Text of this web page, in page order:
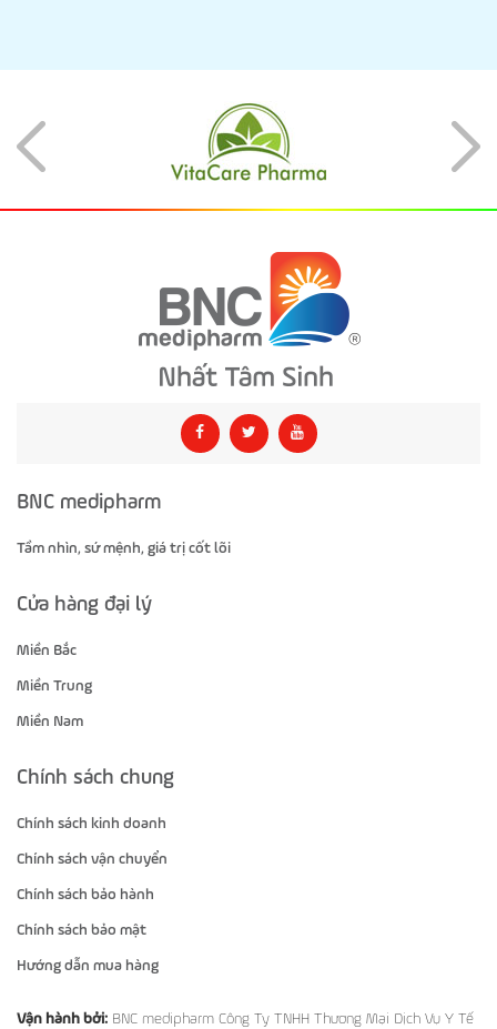
BNC medipharm
Tầm nhìn, sứ mệnh, giá trị cốt lõi
Cửa hàng đại lý
Miền Bắc
Miền Trung
Miền Nam
Chính sách chung
Chính sách kinh doanh
Chính sách vận chuyển
Chính sách bảo hành
Chính sách bảo mật
Hướng dẫn mua hàng
Vận hành bởi: BNC medipharm Công Ty TNHH Thương Mại Dịch Vụ Y Tế